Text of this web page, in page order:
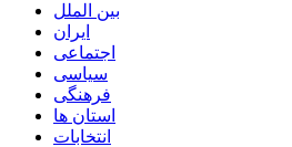
بین الملل
ایران
اجتماعی
سیاسی
فرهنگی
استان ها
انتخابات